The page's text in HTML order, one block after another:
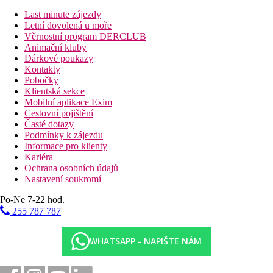
Stravování
Bez stravování
Vzdálenosti
18 km
Vzdálenost od nejbližšího letiště
Pláž
Plážová dovolená
Bazény
Slunečníky u bazénu
Fotogalerie
Last minute zájezdy
Letní dovolená u moře
Věrnostní program DERCLUB
Animační kluby
Dárkové poukazy
Kontakty
Pobočky
Klientská sekce
Mobilní aplikace Exim
Cestovní pojištění
Časté dotazy
Podmínky k zájezdu
Informace pro klienty
Kariéra
Ochrana osobních údajů
Nastavení soukromí
Po-Ne 7-22 hod.
255 787 787
WHATSAPP - NAPIŠTE NÁM